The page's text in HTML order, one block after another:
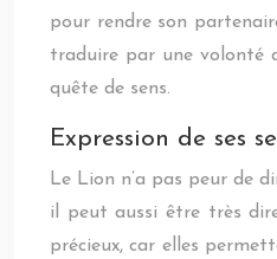
pour rendre son
traduire par une volonté
quête de sens.
Expression de ses
Le Lion n’a pas peur de
il peut aussi être très
précieux, car elles